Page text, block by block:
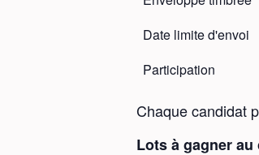
Date limite d'envoi
Participation
Chaque candidat
Lots à gagner